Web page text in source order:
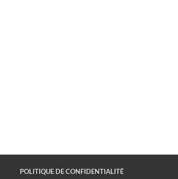
POLITIQUE DE CONFIDENTIALITÉ